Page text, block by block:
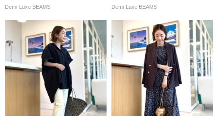
Demi-Luxe BEAMS Demi-Luxe BEAMS